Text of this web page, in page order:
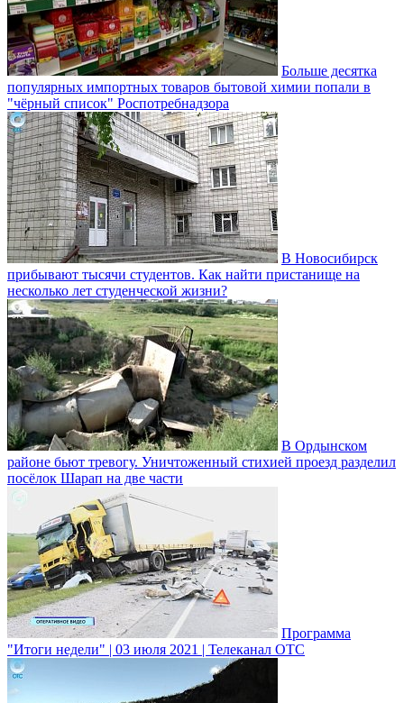
Больше десятка
популярных импортных товаров бытовой химии попали в
"чёрный список" Роспотребнадзора
В Новосибирск
прибывают тысячи студентов. Как найти пристанище на
несколько лет студенческой жизни?
В Ордынском
районе бьют тревогу. Уничтоженный стихией проезд разделил
посёлок Шарап на две части
Программа
"Итоги недели" | 03 июля 2021 | Телеканал ОТС